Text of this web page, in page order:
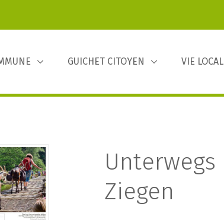
GUICHET CITOYEN VIE
Ziegen